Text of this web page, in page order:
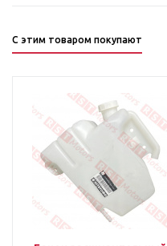
С этим товаром покупают